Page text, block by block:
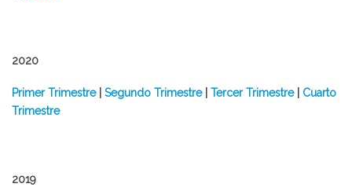
2020
Primer Trimestre| Segundo Trimestre| Tercer Trimestre| Cuarto
Trimestre
2019